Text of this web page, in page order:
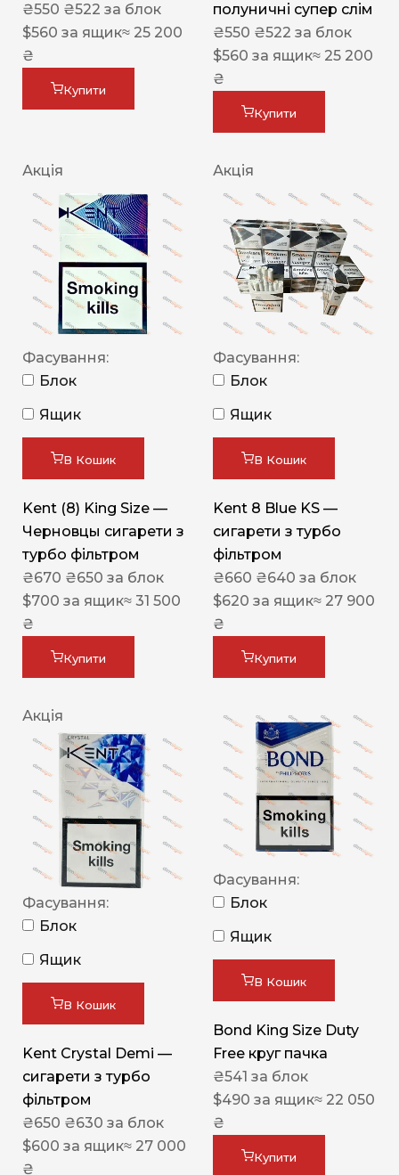
₴550 ₴522 за блок
$560 за ящик≈ 25 200
₴
Купити
полуничні супер слім
₴550 ₴522 за блок
$560 за ящик≈ 25 200
₴
Купити
Акція
Фасування:
Блок
Ящик
В Кошик
Kent (8) King Size —
Черновцы сигарети з
турбо фільтром
₴670 ₴650 за блок
$700 за ящик≈ 31 500
₴
Купити
Акція
Фасування:
Блок
Ящик
В Кошик
Kent 8 Blue KS —
сигарети з турбо
фільтром
₴660 ₴640 за блок
$620 за ящик≈ 27 900
₴
Купити
Акція
Фасування:
Блок
Ящик
В Кошик
Kent Crystal Demi —
сигарети з турбо
фільтром
₴650 ₴630 за блок
$600 за ящик≈ 27 000
₴
Фасування:
Блок
Ящик
В Кошик
Bond King Size Duty
Free круг пачка
₴541 за блок
$490 за ящик≈ 22 050
₴
Купити